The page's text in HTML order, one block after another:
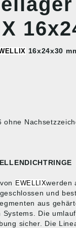
16x24x30
ohne
EWELLIXwerden
und
aus
Die
sicher. Die